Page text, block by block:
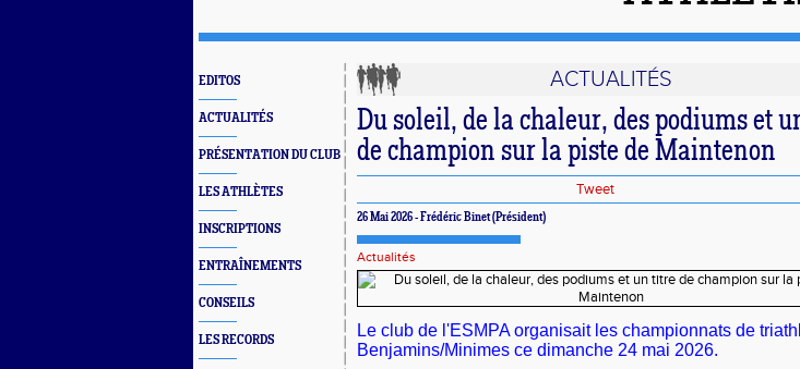
EDITOS
ACTUALITÉS
PRÉSENTATION DU CLUB
LES ATHLÈTES
INSCRIPTIONS
ENTRAÎNEMENTS
CONSEILS
LES RECORDS
ACTUALITÉS
Du soleil, de la chaleur, des podiums et
de champion sur la piste de Maintenon
Tweet
26 Mai 2026 - Frédéric Binet (Président)
Actualités
Le club de l'ESMPA organisait les championnats de
Benjamins/Minimes ce dimanche 24 mai 2026.